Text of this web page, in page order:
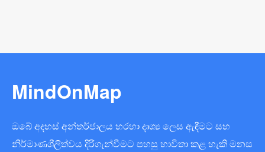
MindOnMap
ඔබේ අදහස් අන්තර්ජාලය හරහා දෘශ්‍ය ලෙස ඇඳීමට සහ
නිර්මාණශීලිත්වය දිරිගැන්වීමට පහසු භාවිතා කළ හැකි මනස